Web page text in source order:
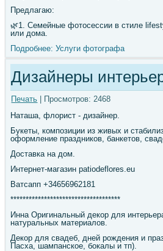
Предлагаю:
🌿1. Семейные фотосессии в стиле
или дома.
Подробнее: Услуги фотографа
Дизайнеры
Печать | Просмотров: 2468
Наташа, флорист - дизайнер.
Букеты, композиции из живых и
оформление праздников, банкетов,
Доставка на дом.
Интернет-магазин patiodeflores.eu
Ватсапп +34656962181
************************************
Инна Оригинальный декор для
натуральных материалов.
Декор для свадеб, дней рождения и
Пасха, шампанское, бокалы и тп).